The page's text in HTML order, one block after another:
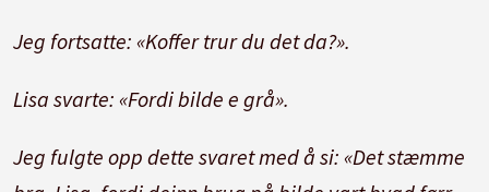
Jeg fortsatte: «Koffer trur du det da?».
Lisa svarte: «Fordi bilde e grå».
Jeg fulgte opp dette svaret med å si: «Det stæmme